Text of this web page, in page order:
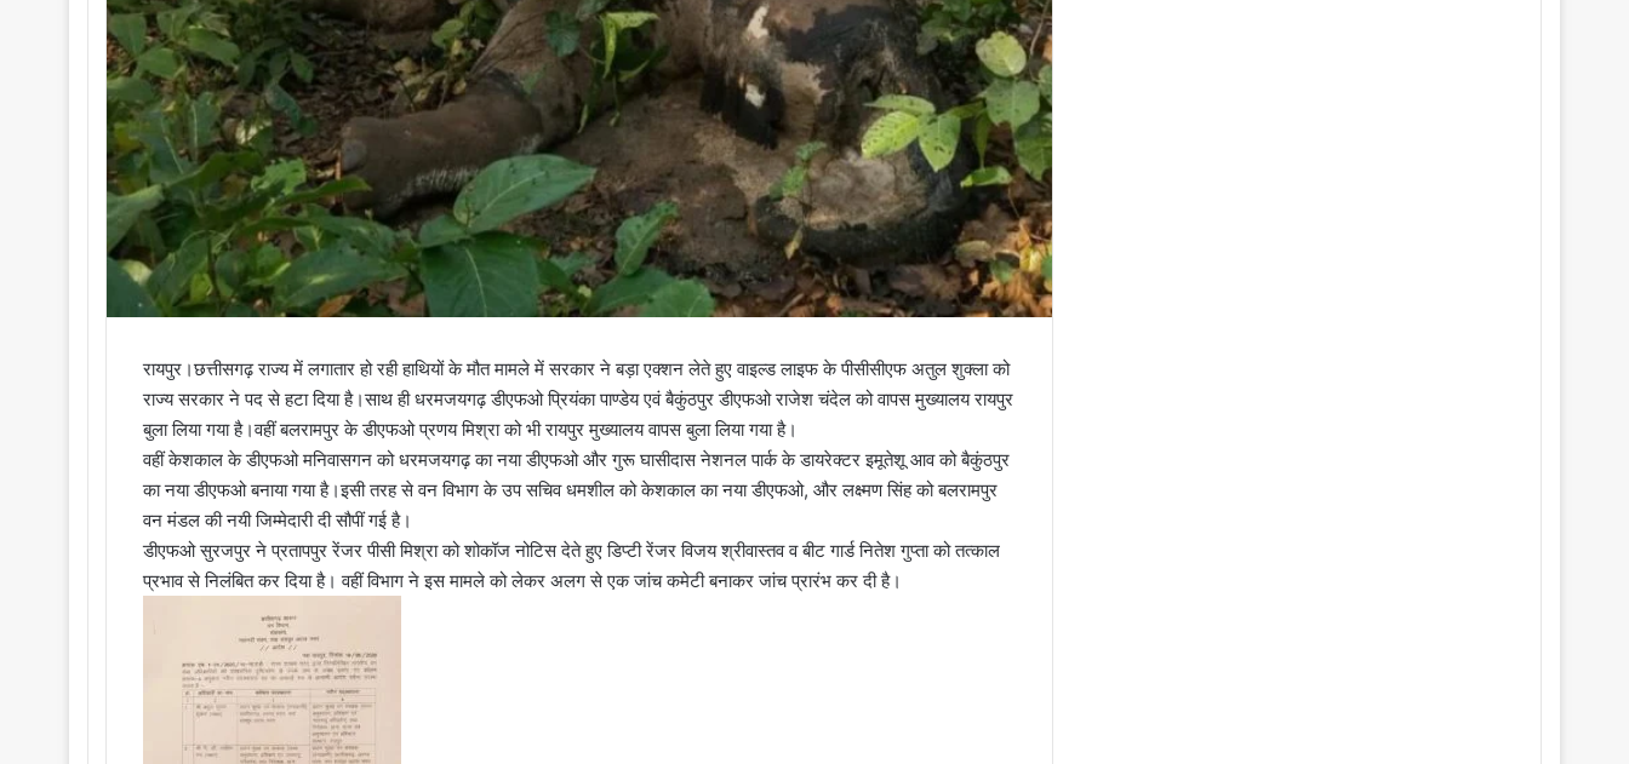
रायपुर।छत्तीसगढ़ राज्य में लगातार हो रही हाथियों के मौत मामले में सरकार ने बड़ा एक्शन लेते हुए वाइल्ड लाइफ के पीसीसीएफ अतुल शुक्ला को
राज्य सरकार ने पद से हटा दिया है।साथ ही धरमजयगढ़ डीएफओ प्रियंका पाण्डेय एवं बैकुंठपुर डीएफओ राजेश चंदेल को वापस मुख्यालय रायपुर
बुला लिया गया है।वहीं बलरामपुर के डीएफओ प्रणय मिश्रा को भी रायपुर मुख्यालय वापस बुला लिया गया है।
वहीं केशकाल के डीएफओ मनिवासगन को धरमजयगढ़ का नया डीएफओ और गुरू घासीदास नेशनल पार्क के डायरेक्टर इमूतेशू आव को बैकुंठपुर
का नया डीएफओ बनाया गया है।इसी तरह से वन विभाग के उप सचिव धमशील को केशकाल का नया डीएफओ, और लक्ष्मण सिंह को बलरामपुर
वन मंडल की नयी जिम्मेदारी दी सौपीं गई है।
डीएफओ सुरजपुर ने प्रतापपुर रेंजर पीसी मिश्रा को शोकॉज नोटिस देते हुए डिप्टी रेंजर विजय श्रीवास्तव व बीट गार्ड नितेश गुप्ता को तत्काल
प्रभाव से निलंबित कर दिया है। वहीं विभाग ने इस मामले को लेकर अलग से एक जांच कमेटी बनाकर जांच प्रारंभ कर दी है।